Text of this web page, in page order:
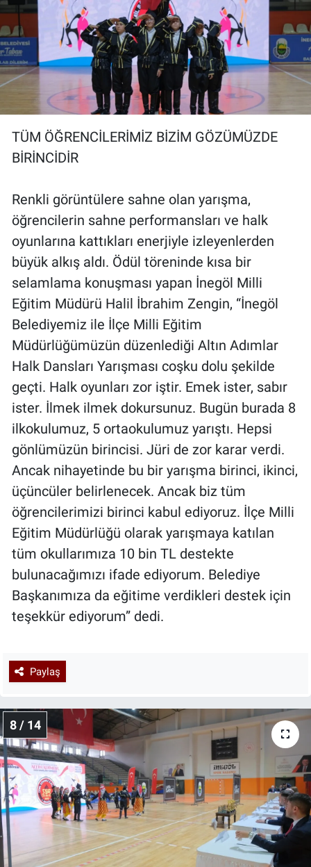
TÜM ÖĞRENCİLERİMİZ BİZİM GÖZÜMÜZDE
BİRİNCİDİR
Renkli görüntülere sahne olan yarışma,
öğrencilerin sahne performansları ve halk
oyunlarına kattıkları enerjiyle izleyenlerden
büyük alkış aldı. Ödül töreninde kısa bir
selamlama konuşması yapan İnegöl Milli
Eğitim Müdürü Halil İbrahim Zengin, “İnegöl
Belediyemiz ile İlçe Milli Eğitim
Müdürlüğümüzün düzenlediği Altın Adımlar
Halk Dansları Yarışması coşku dolu şekilde
geçti. Halk oyunları zor iştir. Emek ister, sabır
ister. İlmek ilmek dokursunuz. Bugün burada 8
ilkokulumuz, 5 ortaokulumuz yarıştı. Hepsi
gönlümüzün birincisi. Jüri de zor karar verdi.
Ancak nihayetinde bu bir yarışma birinci, ikinci,
üçüncüler belirlenecek. Ancak biz tüm
öğrencilerimizi birinci kabul ediyoruz. İlçe Milli
Eğitim Müdürlüğü olarak yarışmaya katılan
tüm okullarımıza 10 bin TL destekte
bulunacağımızı ifade ediyorum. Belediye
Başkanımıza da eğitime verdikleri destek için
teşekkür ediyorum” dedi.
Paylaş
8 / 14